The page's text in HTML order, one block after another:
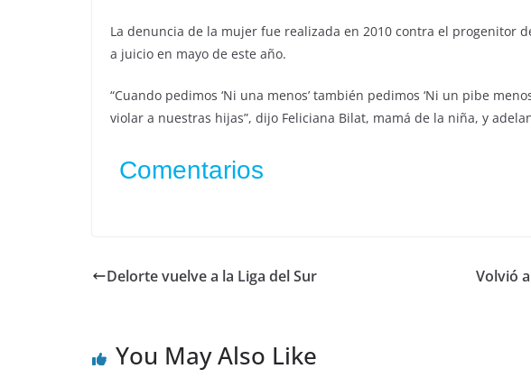
La denuncia de la mujer fue realizada en 2010 contra el progenitor
a juicio en mayo de este año.
“Cuando pedimos ‘Ni una menos’ también pedimos ‘Ni un pibe
violar a nuestras hijas”, dijo Feliciana Bilat, mamá de la niña, y
Comentarios
Delorte vuelve a la Liga del Sur
Volvió
You May Also Like